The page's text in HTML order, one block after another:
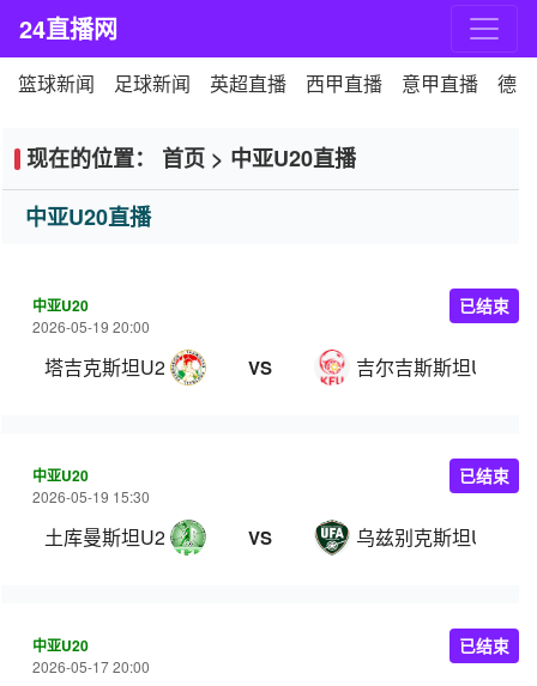
24直播网
篮球新闻 足球新闻 英超直播 西甲直播 意甲直播 德
现在的位置： 首页 > 中亚U20直播
中亚U20直播
中亚U20
2026-05-19 20:00
塔吉克斯坦U20 VS 吉尔吉斯斯坦U20
已结束
中亚U20
2026-05-19 15:30
土库曼斯坦U20 VS 乌兹别克斯坦U19
已结束
中亚U20
2026-05-17 20:00
已结束